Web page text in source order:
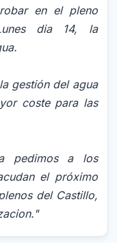
en el pleno
dia 14, la
gestión del agua
coste para las
pedimos a los
el próximo
del Castillo,